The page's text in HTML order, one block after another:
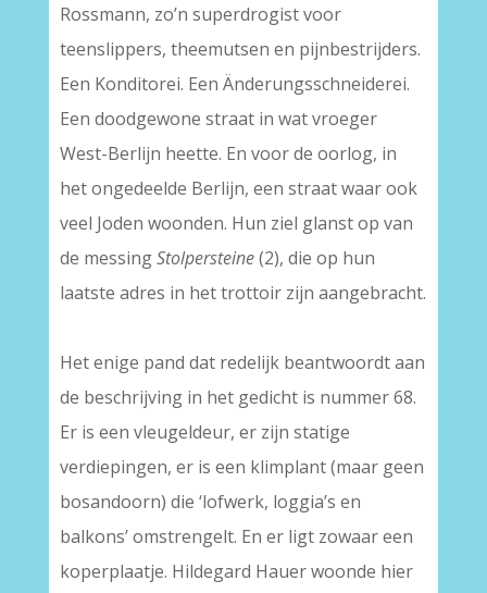
Rossmann, zo’n superdrogist voor
teenslippers, theemutsen en pijnbestrijders.
Een Konditorei. Een Änderungsschneiderei.
Een doodgewone straat in wat vroeger
West-Berlijn heette. En voor de oorlog, in
het ongedeelde Berlijn, een straat waar ook
veel Joden woonden. Hun ziel glanst op van
de messingStolpersteine(2), die op hun
laatste adres in het trottoir zijn aangebracht.
Het enige pand dat redelijk beantwoordt aan
de beschrijving in het gedicht is nummer 68.
Er is een vleugeldeur, er zijn statige
verdiepingen, er is een klimplant (maar geen
bosandoorn) die ‘lofwerk, loggia’s en
balkons’ omstrengelt. En er ligt zowaar een
koperplaatje. Hildegard Hauer woonde hier